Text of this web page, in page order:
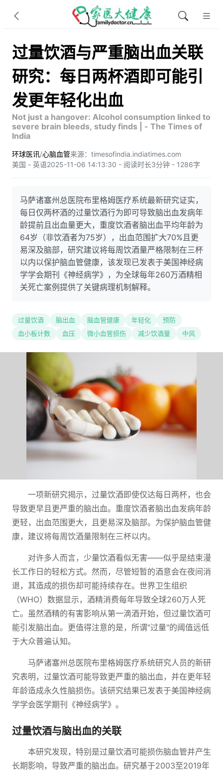
过量饮酒与严重脑出血关联
研究：每日两杯酒即可能引
发更年轻化出血
Not just a hangover: Alcohol consumption linked to
severe brain bleeds, study finds | - The Times of
India
环球医讯/心脑血管来源：timesofindia.indiatimes.com
美国 - 英语2025-11-06 14:13:30 - 阅读时长3分钟 - 1286字
马萨诸塞州总医院布里格姆医疗系统最新研究证实，
每日仅两杯酒的过量饮酒行为即可导致脑出血发病年
龄提前且出血量更大，重度饮酒者脑出血平均年龄为
64岁（非饮酒者为75岁），出血范围扩大70%且更
易深及脑部，研究建议将每周饮酒量严格限制在三杯
以内以保护脑血管健康，该发现已发表于美国神经病
学学会期刊《神经病学》，为全球每年260万酒精相
关死亡案例提供了关键病理机制解释。
过量饮酒 脑出血 脑血管健康 年轻化
预防
血小板计数
血压 微小血管损伤 减少饮酒量 中风
一项新研究揭示，过量饮酒即使仅达每日两杯，也会
导致更早且更严重的脑出血。重度饮酒者脑出血发病年龄
更轻，出血范围更大，且更易深及脑部。为保护脑血管健
康，建议将每周饮酒量限制在三杯以内。
对许多人而言，少量饮酒看似无害——似乎是结束漫
长工作日的轻松方式。然而，尽管短暂的酒意会在夜间消
退，其造成的损伤却可能持续存在。世界卫生组织
（WHO）数据显示，酒精消费每年导致全球260万人死
亡。虽然酒精的有害影响从第一滴酒开始，但过量饮酒可
能引发脑出血。更值得注意的是，所谓"过量"的阈值远低
于大众普遍认知。
马萨诸塞州总医院布里格姆医疗系统研究人员的新研
究表明，过量饮酒可能导致更严重的脑出血，并在更年轻
年龄造成永久性脑损伤。该研究结果已发表于美国神经病
学学会医学期刊《神经病学》。
过量饮酒与脑出血的关联
本研究发现，特别是过量饮酒可能损伤脑血管并产生
长期影响，导致严重的脑出血。研究基于2003至2019年